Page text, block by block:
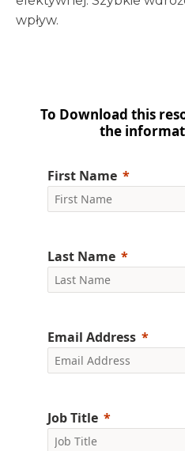
wpływ.
To Download this
the
First Name
Last Name
Email Address
Job Title